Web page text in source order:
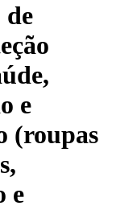
de
e
(roupas
e